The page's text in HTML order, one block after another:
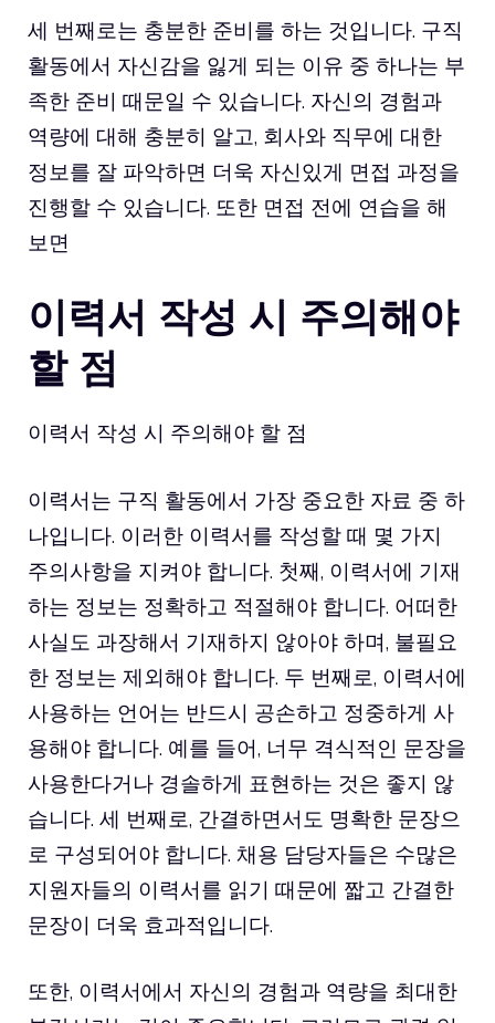
세 번째로는 충분한 준비를 하는 것입니다. 구직
활동에서 자신감을 잃게 되는 이유 중 하나는 부
족한 준비 때문일 수 있습니다. 자신의 경험과
역량에 대해 충분히 알고, 회사와 직무에 대한
정보를 잘 파악하면 더욱 자신있게 면접 과정을
진행할 수 있습니다. 또한 면접 전에 연습을 해
보면
이력서 작성 시 주의해야
할 점
이력서 작성 시 주의해야 할 점
이력서는 구직 활동에서 가장 중요한 자료 중 하
나입니다. 이러한 이력서를 작성할 때 몇 가지
주의사항을 지켜야 합니다. 첫째, 이력서에 기재
하는 정보는 정확하고 적절해야 합니다. 어떠한
사실도 과장해서 기재하지 않아야 하며, 불필요
한 정보는 제외해야 합니다. 두 번째로, 이력서에
사용하는 언어는 반드시 공손하고 정중하게 사
용해야 합니다. 예를 들어, 너무 격식적인 문장을
사용한다거나 경솔하게 표현하는 것은 좋지 않
습니다. 세 번째로, 간결하면서도 명확한 문장으
로 구성되어야 합니다. 채용 담당자들은 수많은
지원자들의 이력서를 읽기 때문에 짧고 간결한
문장이 더욱 효과적입니다.
또한, 이력서에서 자신의 경험과 역량을 최대한